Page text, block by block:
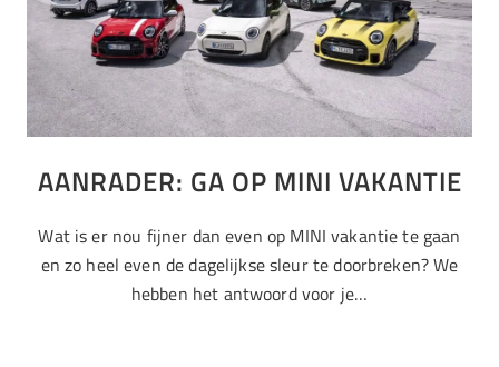
AANRADER: GA OP MINI VAKANTIE
Wat is er nou fijner dan even op MINI vakantie te gaan
en zo heel even de dagelijkse sleur te doorbreken? We
hebben het antwoord voor je…